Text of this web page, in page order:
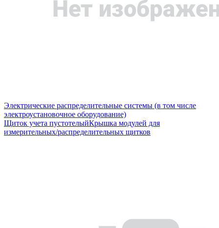
Электрические распределительные системы (в том числе
электроустановочное оборудование)
Щиток учета пустотелыйКрышка модулей для
измерительных/распределительных щитков